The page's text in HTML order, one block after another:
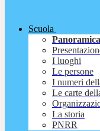
Scuola
Panoramica
I luoghi
Le persone
I numeri
Le carte
La storia
PNRR